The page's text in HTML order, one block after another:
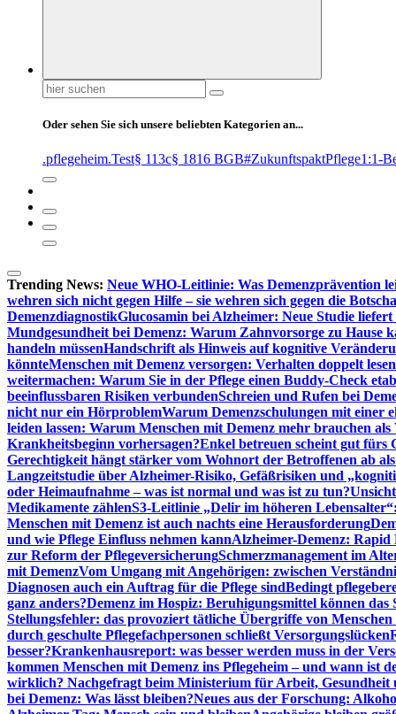
Suchen
nach:
Oder sehen Sie sich unsere beliebten Kategorien an...
.pflegeheim.Test§ 113c§ 1816 BGB#ZukunftspaktPflege1:1-
Trending News: Neue WHO-Leitlinie: Was Demenzprävention
wehren sich nicht gegen Hilfe – sie wehren sich gegen die
DemenzdiagnostikGlucosamin bei Alzheimer: Neue Studie
Mundgesundheit bei Demenz: Warum Zahnvorsorge zu Hause
handeln müssenHandschrift als Hinweis auf kognitive
könnteMenschen mit Demenz versorgen: Verhalten doppelt lesen
weitermachen: Warum Sie in der Pflege einen Buddy-Check
beeinflussbaren Risiken verbundenSchreien und Rufen bei
nicht nur ein HörproblemWarum Demenzschulungen mit einer
leiden lassen: Warum Menschen mit Demenz mehr brauchen als
Krankheitsbeginn vorhersagen?Enkel betreuen scheint gut fürs
Gerechtigkeit hängt stärker vom Wohnort der Betroffenen ab
Langzeitstudie über Alzheimer-Risiko, Gefäßrisiken und
oder Heimaufnahme – was ist normal und was ist zu tun?
Medikamente zählenS3-Leitlinie „Delir im höheren
Menschen mit Demenz ist auch nachts eine Herausforderung
und wie Pflege Einfluss nehmen kannAlzheimer-Demenz:
zur Reform der PflegeversicherungSchmerzmanagement im
mit DemenzVom Umgang mit Angehörigen: zwischen
Diagnosen auch ein Auftrag für die Pflege sindBedingt
ganz anders?Demenz im Hospiz: Beruhigungsmittel können das
Stellungsfehler: das provoziert tätliche Übergriffe von Menschen
durch geschulte Pflegefachpersonen schließt Versorgungslücken
besser?Krankenhausreport: was besser werden muss in der
kommen Menschen mit Demenz ins Pflegeheim – und wann ist
wirklich? Nachgefragt beim Ministerium für Arbeit, Gesundheit
bei Demenz: Was lässt bleiben?Neues aus der Forschung: